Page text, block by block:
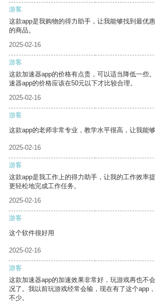
游客
这款app是我购物的得力助手，让我能够找到最优
的商品。
2025-02-16
游客
这款加速器app的价格有点贵，可以适当降低一些
速器app的价格应该在50元以下才比较合理。
2025-02-16
游客
这款app的老师非常专业，教学水平很高，让我能
2025-02-16
游客
这款app是我工作上的得力助手，让我的工作效率
更轻松地完成工作任务。
2025-02-16
游客
这个软件很好用
2025-02-16
游客
这款加速器app的加速效果非常好，玩游戏再也不
况了。我以前玩游戏经常会输，现在有了这个app
不少。